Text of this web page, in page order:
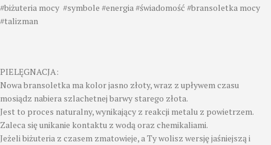
#biżuteria mocy #symbole #energia #świadomość #bransoletka mocy
#talizman
PIELĘGNACJA:
Nowa bransoletka ma kolor jasno złoty, wraz z upływem czasu
mosiądz nabiera szlachetnej barwy starego złota.
Jest to proces naturalny, wynikający z reakcji metalu z powietrzem.
Zaleca się unikanie kontaktu z wodą oraz chemikaliami.
Jeżeli biżuteria z czasem zmatowieje, a Ty wolisz wersję jaśniejszą i